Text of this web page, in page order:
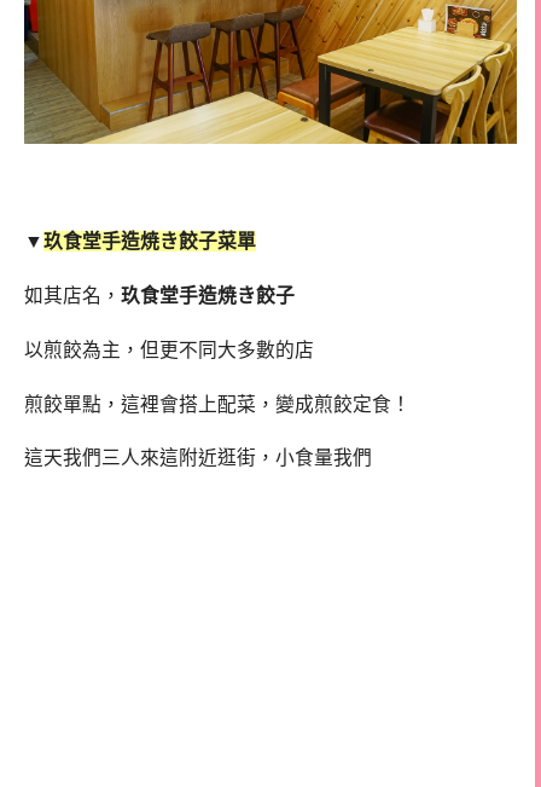
▼玖食堂手造焼き餃子菜單
如其店名， 玖食堂手造焼き餃子
以煎餃為主，但更不同大多數的店
煎餃單點，這裡會搭上配菜，變成煎餃定食！
這天我們三人來這附近逛街，小食量我們